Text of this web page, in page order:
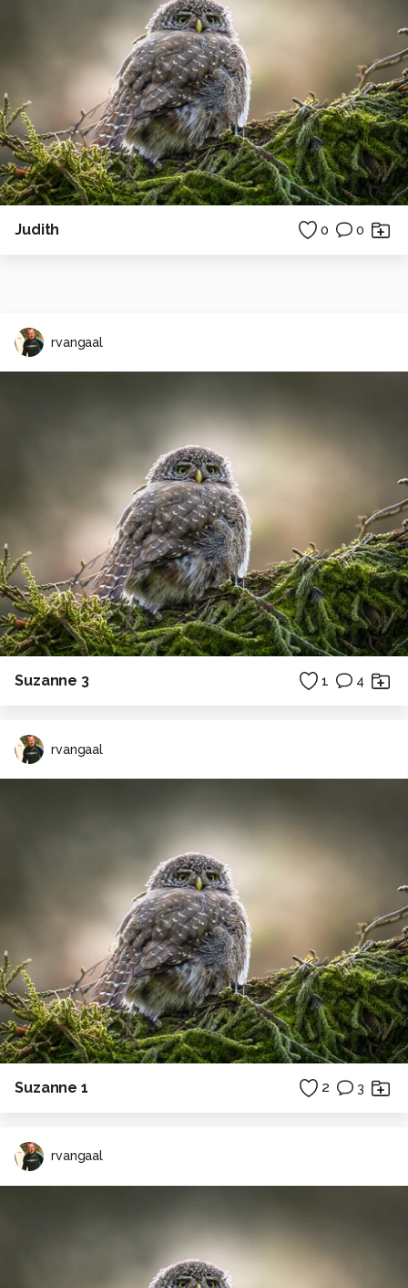
Judith 0 0
rvangaal
Suzanne 3 1 4
rvangaal
Suzanne 1 2 3
rvangaal